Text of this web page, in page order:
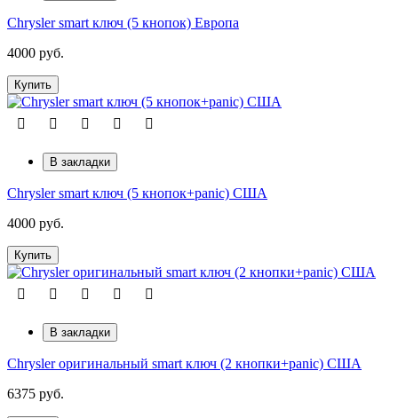
Сhrysler smart ключ (5 кнопок) Европа
4000 руб.
Купить
В закладки
Chrysler smart ключ (5 кнопок+panic) США
4000 руб.
Купить
В закладки
Chrysler оригинальный smart ключ (2 кнопки+panic) США
6375 руб.